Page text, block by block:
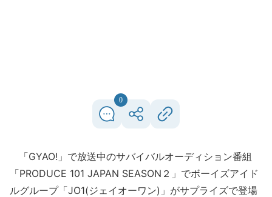
0
「GYAO!」で放送中のサバイバルオーディション番組
「PRODUCE 101 JAPAN SEASON２」でボーイズアイド
ルグループ「JO1(ジェイオーワン)」がサプライズで登場